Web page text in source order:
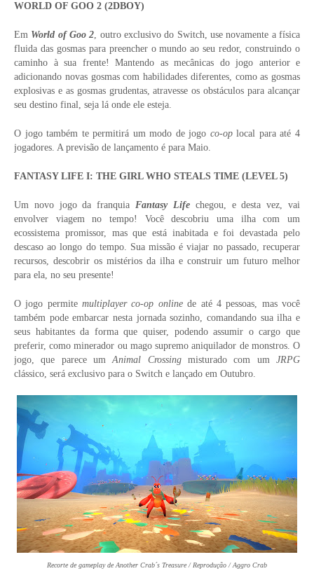
WORLD OF GOO 2 (2DBOY)
Em World of Goo 2, outro exclusivo do Switch, use novamente a física
fluida das gosmas para preencher o mundo ao seu redor, construindo o
caminho à sua frente! Mantendo as mecânicas do jogo anterior e
adicionando novas gosmas com habilidades diferentes, como as gosmas
explosivas e as gosmas grudentas, atravesse os obstáculos para alcançar
seu destino final, seja lá onde ele esteja.
O jogo também te permitirá um modo de jogo co-oplocal para até 4
jogadores. A previsão de lançamento é para Maio.
FANTASY LIFE I: THE GIRL WHO STEALS TIME (LEVEL 5)
Um novo jogo da franquiaFantasy Lifechegou, e desta vez, vai
envolver viagem no tempo! Você descobriu uma ilha com um
ecossistema promissor, mas que está inabitada e foi devastada pelo
descaso ao longo do tempo. Sua missão é viajar no passado, recuperar
recursos, descobrir os mistérios da ilha e construir um futuro melhor
para ela, no seu presente!
O jogo permitemultiplayer co-op onlinede até 4 pessoas, mas você
também pode embarcar nesta jornada sozinho, comandando sua ilha e
seus habitantes da forma que quiser, podendo assumir o cargo que
preferir, como minerador ou mago supremo aniquilador de monstros. O
jogo, que parece umAnimal Crossingmisturado com umJRPG
clássico, será exclusivo para o Switch e lançado em Outubro.
Recorte de gameplay de Another Crab´s Treasure / Reprodução / Aggro Crab